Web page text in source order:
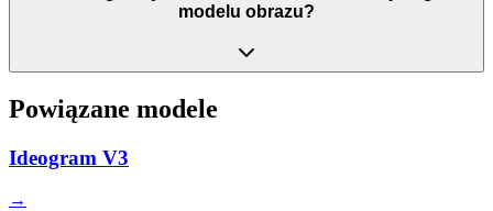
modelu obrazu?
Powiązane modele
Ideogram V3
→